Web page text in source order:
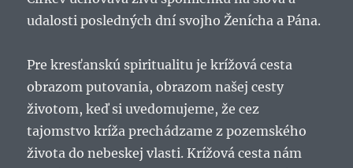
udalosti posledných dní svojho Ženícha a Pána.
Pre kresťanskú spiritualitu je krížová cesta
obrazom putovania, obrazom našej cesty
životom, keď si uvedomujeme, že cez
tajomstvo kríža prechádzame z pozemského
života do nebeskej vlasti. Krížová cesta nám